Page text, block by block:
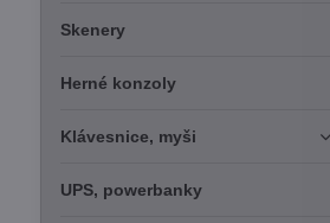
Skenery
Herné konzoly
Klávesnice, myši
UPS, powerbanky